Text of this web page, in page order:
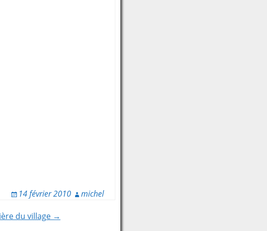
14 février 2010 michel
du village →